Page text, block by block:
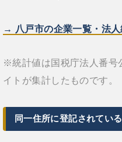
→ 八戸市の企業一覧・法人
※統計値は国税庁法人番号
イトが集計したものです。
同一住所に登記されてい